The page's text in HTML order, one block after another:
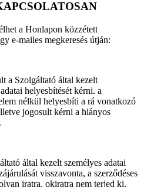
a Honlapon közzétett
e-mailes megkeresés útján:
a Szolgáltató által kezelt
helyesbítését kérni. a
nélkül helyesbíti a rá vonatkozó
jogosult kérni a hiányos
által kezelt személyes adatai
visszavonta, a szerződéses
iratra, okiratra nem terjed ki,